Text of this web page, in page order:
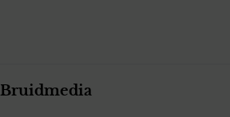
Bruidmedia